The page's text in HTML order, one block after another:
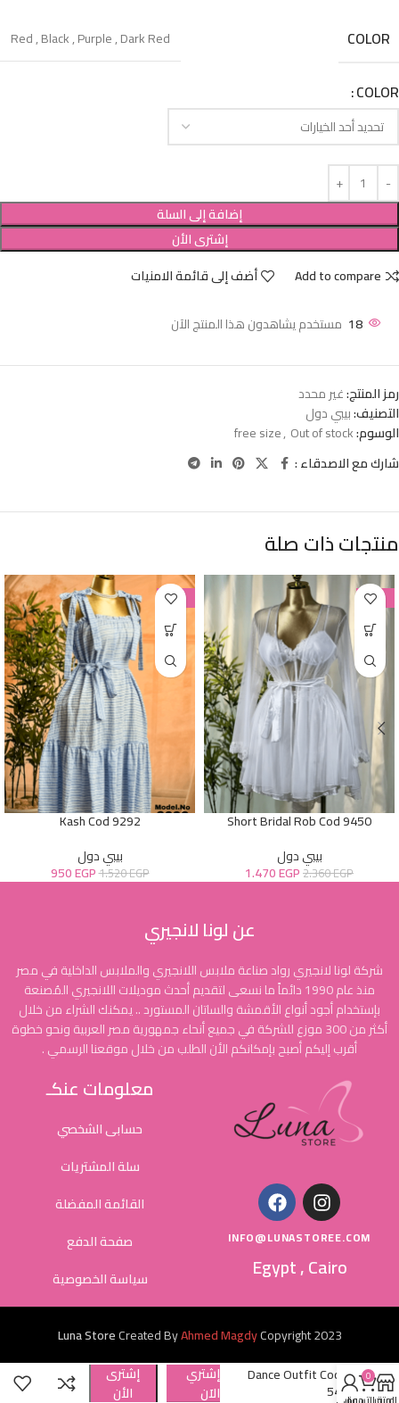
COLOR
Red,Black,Purple,Dark Red
COLOR
إضافة إلى السلة
إشترى الأن
Add to compare
أضف إلى قائمة الامنيات
18 مستخدم يشاهدون هذا المنتج الآن
رمز المنتج:غير محدد
التصنيف:بيبي دول
الوسوم:
free size, Out of stock
شارك مع الاصدقاء :
منتجات ذات صلة
-38%
Short Bridal Rob Cod 9450
بيبي دول
2.360EGP
1.470EGP
-38%
Kash Cod 9292
بيبي دول
1.520EGP
950EGP
عن لونا لانجيري
شركة لونا لانجيري رواد صناعة ملابس اللانجيري والملابس الداخلية في مصر
منذ عام 1990 دائماً ما نسعى لتقديم أحدث موديلات اللانجيري المُصنعة
بإستخدام أجود أنواع الأقمشة والساتان المستورد .. يمكنك الشراء من خلال
أكثر من 300 موزع للشركة في جميع أنحاء جمهورية مصر العربية ونحو خطوة
أقرب إليكم أصبح بإمكانكم الأن الطلب من خلال موقعنا الرسمي .
INFO@LUNASTOREE.COM
Egypt , Cairo
معلومات عنكـ
حسابى الشخصي
سلة المشتريات
القائمة المفضلة
صفحة الدفع
سياسة الخصوصية
Luna StoreCreated ByAhmed MagdyCopyright2023
Dance Outfit Cod
54
إشتري
الاَن
إشترى
الأن
0